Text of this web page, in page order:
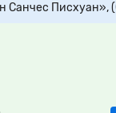
Санчес Писхуан»,